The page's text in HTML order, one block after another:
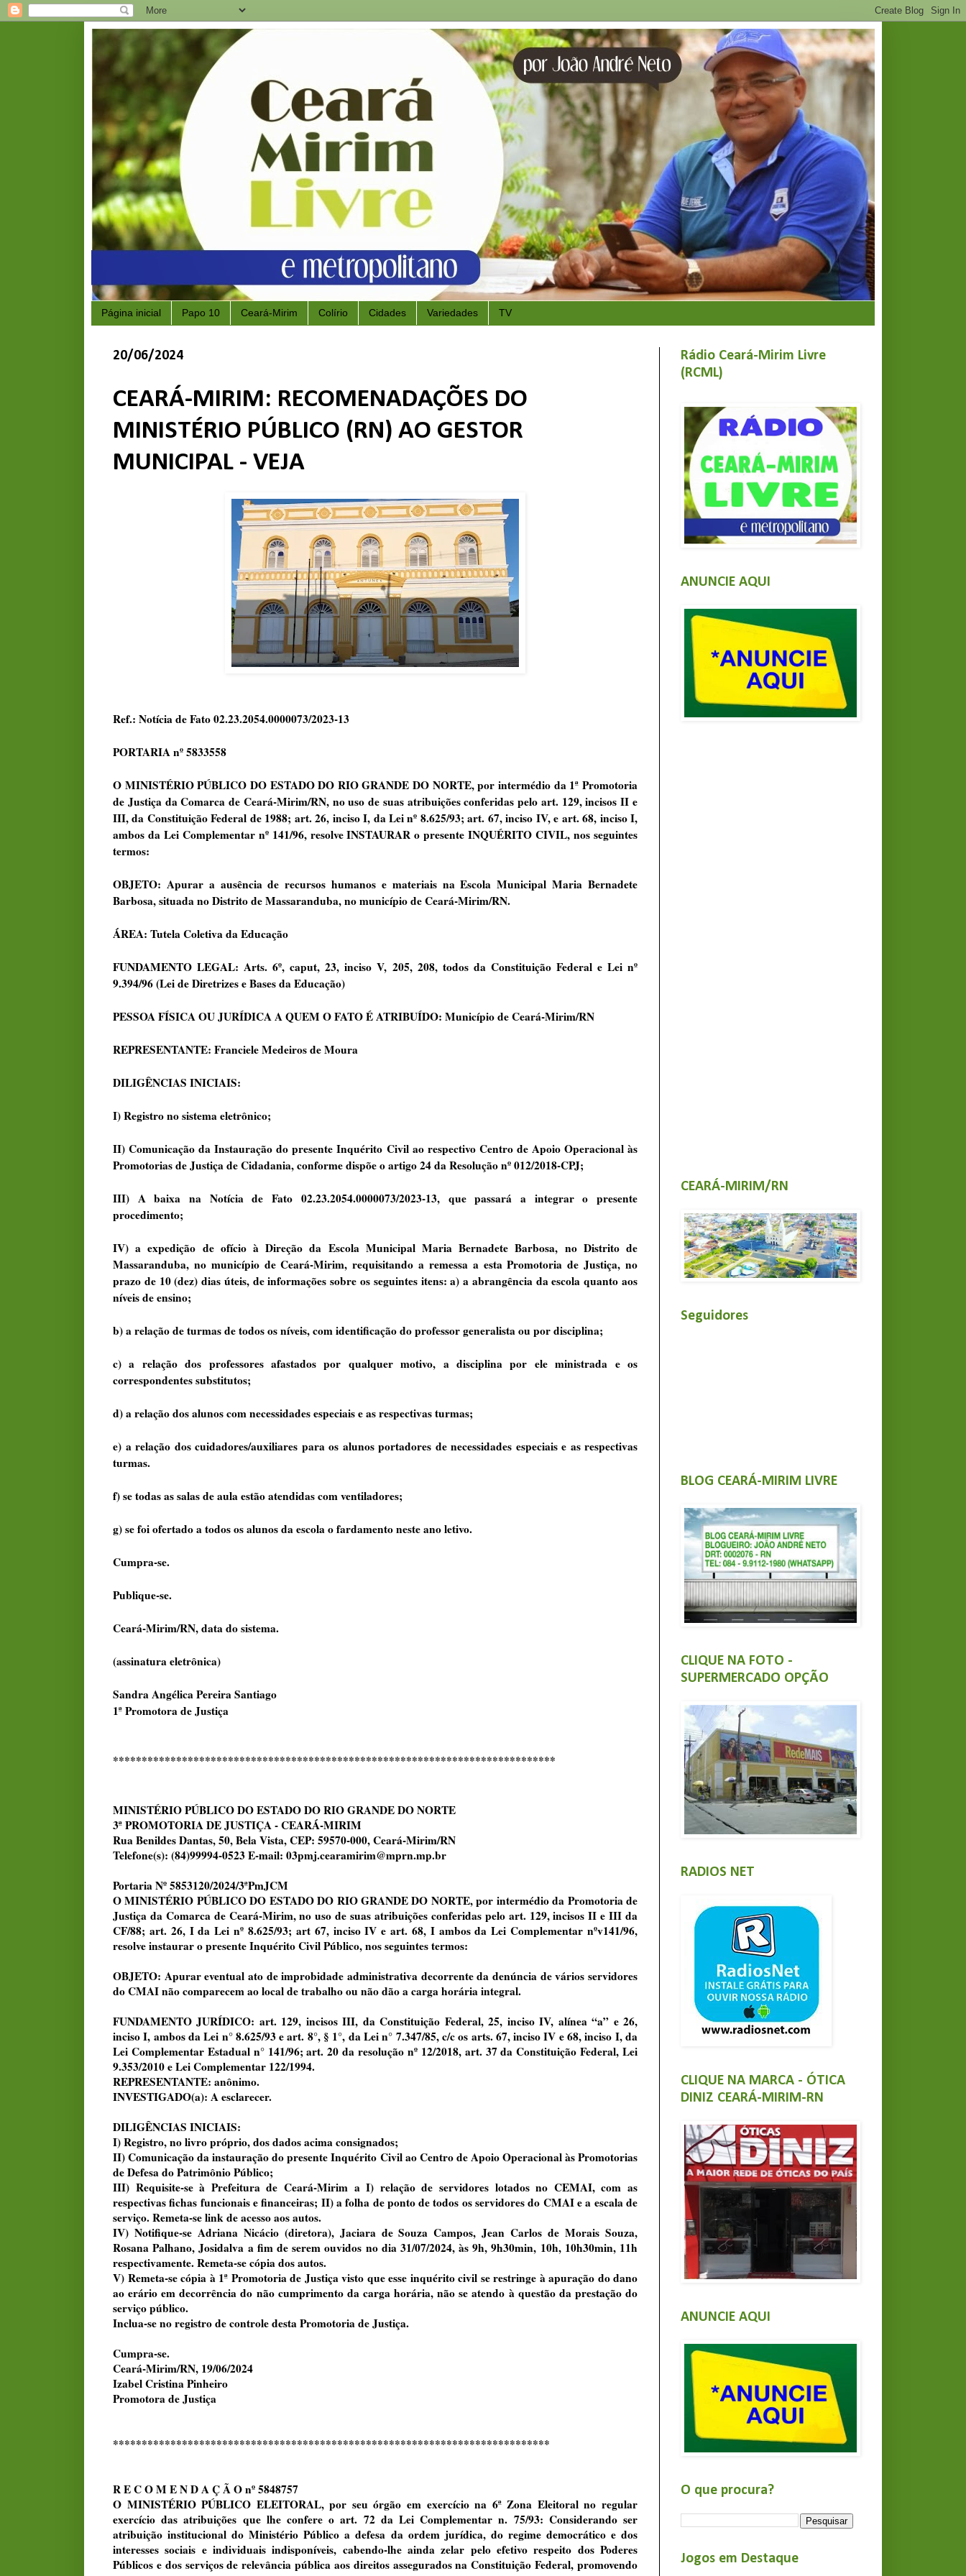
Página inicial Papo 10 Ceará-Mirim Colírio Cidades Variedades TV
20/06/2024
CEARÁ-MIRIM: RECOMENADAÇÕES DO
MINISTÉRIO PÚBLICO (RN) AO GESTOR
MUNICIPAL - VEJA
Ref.: Notícia de Fato 02.23.2054.0000073/2023-13
PORTARIA nº 5833558
O MINISTÉRIO PÚBLICO DO ESTADO DO RIO GRANDE DO NORTE, por intermédio da 1ª Promotoria
de Justiça da Comarca de Ceará-Mirim/RN, no uso de suas atribuições conferidas pelo art. 129, incisos II e
III, da Constituição Federal de 1988; art. 26, inciso I, da Lei nº 8.625/93; art. 67, inciso IV, e art. 68, inciso I,
ambos da Lei Complementar nº 141/96, resolve INSTAURAR o presente INQUÉRITO CIVIL, nos seguintes
termos:
OBJETO: Apurar a ausência de recursos humanos e materiais na Escola Municipal Maria Bernadete
Barbosa, situada no Distrito de Massaranduba, no município de Ceará-Mirim/RN.
ÁREA: Tutela Coletiva da Educação
FUNDAMENTO LEGAL: Arts. 6º, caput, 23, inciso V, 205, 208, todos da Constituição Federal e Lei nº
9.394/96 (Lei de Diretrizes e Bases da Educação)
PESSOA FÍSICA OU JURÍDICA A QUEM O FATO É ATRIBUÍDO: Município de Ceará-Mirim/RN
REPRESENTANTE: Franciele Medeiros de Moura
DILIGÊNCIAS INICIAIS:
I) Registro no sistema eletrônico;
II) Comunicação da Instauração do presente Inquérito Civil ao respectivo Centro de Apoio Operacional às
Promotorias de Justiça de Cidadania, conforme dispõe o artigo 24 da Resolução nº 012/2018-CPJ;
III) A baixa na Notícia de Fato 02.23.2054.0000073/2023-13, que passará a integrar o presente
procedimento;
IV) a expedição de ofício à Direção da Escola Municipal Maria Bernadete Barbosa, no Distrito de
Massaranduba, no município de Ceará-Mirim, requisitando a remessa a esta Promotoria de Justiça, no
prazo de 10 (dez) dias úteis, de informações sobre os seguintes itens: a) a abrangência da escola quanto aos
níveis de ensino;
b) a relação de turmas de todos os níveis, com identificação do professor generalista ou por disciplina;
c) a relação dos professores afastados por qualquer motivo, a disciplina por ele ministrada e os
correspondentes substitutos;
d) a relação dos alunos com necessidades especiais e as respectivas turmas;
e) a relação dos cuidadores/auxiliares para os alunos portadores de necessidades especiais e as respectivas
turmas.
f) se todas as salas de aula estão atendidas com ventiladores;
g) se foi ofertado a todos os alunos da escola o fardamento neste ano letivo.
Cumpra-se.
Publique-se.
Ceará-Mirim/RN, data do sistema.
(assinatura eletrônica)
Sandra Angélica Pereira Santiago
1ª Promotora de Justiça
*****************************************************************************
MINISTÉRIO PÚBLICO DO ESTADO DO RIO GRANDE DO NORTE
3ª PROMOTORIA DE JUSTIÇA - CEARÁ-MIRIM
Rua Benildes Dantas, 50, Bela Vista, CEP: 59570-000, Ceará-Mirim/RN
Telefone(s): (84)99994-0523 E-mail: 03pmj.cearamirim@mprn.mp.br
Portaria Nº 5853120/2024/3ªPmJCM
O MINISTÉRIO PÚBLICO DO ESTADO DO RIO GRANDE DO NORTE, por intermédio da Promotoria de
Justiça da Comarca de Ceará-Mirim, no uso de suas atribuições conferidas pelo art. 129, incisos II e III da
CF/88; art. 26, I da Lei nº 8.625/93; art 67, inciso IV e art. 68, I ambos da Lei Complementar nºv141/96,
resolve instaurar o presente Inquérito Civil Público, nos seguintes termos:
OBJETO: Apurar eventual ato de improbidade administrativa decorrente da denúncia de vários servidores
do CMAI não comparecem ao local de trabalho ou não dão a carga horária integral.
FUNDAMENTO JURÍDICO: art. 129, incisos III, da Constituição Federal, 25, inciso IV, alínea “a” e 26,
inciso I, ambos da Lei n° 8.625/93 e art. 8°, § 1°, da Lei n° 7.347/85, c/c os arts. 67, inciso IV e 68, inciso I, da
Lei Complementar Estadual n° 141/96; art. 20 da resolução nº 12/2018, art. 37 da Constituição Federal, Lei
9.353/2010 e Lei Complementar 122/1994.
REPRESENTANTE: anônimo.
INVESTIGADO(a): A esclarecer.
DILIGÊNCIAS INICIAIS:
I) Registro, no livro próprio, dos dados acima consignados;
II) Comunicação da instauração do presente Inquérito Civil ao Centro de Apoio Operacional às Promotorias
de Defesa do Patrimônio Público;
III) Requisite-se à Prefeitura de Ceará-Mirim a I) relação de servidores lotados no CEMAI, com as
respectivas fichas funcionais e financeiras; II) a folha de ponto de todos os servidores do CMAI e a escala de
serviço. Remeta-se link de acesso aos autos.
IV) Notifique-se Adriana Nicácio (diretora), Jaciara de Souza Campos, Jean Carlos de Morais Souza,
Rosana Palhano, Josidalva a fim de serem ouvidos no dia 31/07/2024, às 9h, 9h30min, 10h, 10h30min, 11h
respectivamente. Remeta-se cópia dos autos.
V) Remeta-se cópia à 1ª Promotoria de Justiça visto que esse inquérito civil se restringe à apuração do dano
ao erário em decorrência do não cumprimento da carga horária, não se atendo à questão da prestação do
serviço público.
Inclua-se no registro de controle desta Promotoria de Justiça.
Cumpra-se.
Ceará-Mirim/RN, 19/06/2024
Izabel Cristina Pinheiro
Promotora de Justiça
****************************************************************************
R E C O M E N D A Ç Ã O nº 5848757
O MINISTÉRIO PÚBLICO ELEITORAL, por seu órgão em exercício na 6ª Zona Eleitoral no regular
exercício das atribuições que lhe confere o art. 72 da Lei Complementar n. 75/93: Considerando ser
atribuição institucional do Ministério Público a defesa da ordem jurídica, do regime democrático e dos
interesses sociais e individuais indisponíveis, cabendo-lhe ainda zelar pelo efetivo respeito dos Poderes
Públicos e dos serviços de relevância pública aos direitos assegurados na Constituição Federal, promovendo
Rádio Ceará-Mirim Livre
(RCML)
ANUNCIE AQUI
CEARÁ-MIRIM/RN
Seguidores
BLOG CEARÁ-MIRIM LIVRE
CLIQUE NA FOTO -
SUPERMERCADO OPÇÃO
RADIOS NET
CLIQUE NA MARCA - ÓTICA
DINIZ CEARÁ-MIRIM-RN
ANUNCIE AQUI
O que procura?
Jogos em Destaque